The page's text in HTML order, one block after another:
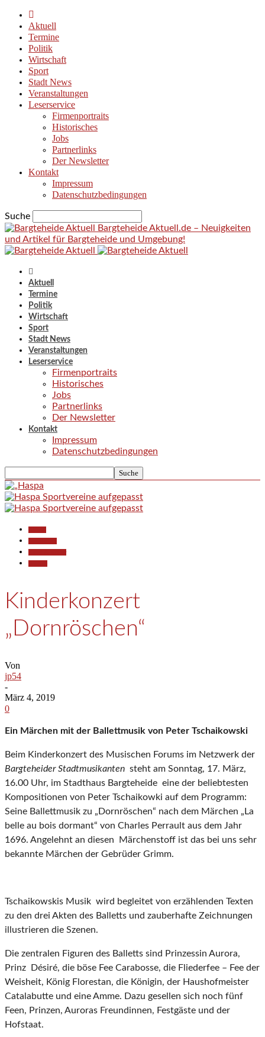
Aktuell
Termine
Politik
Wirtschaft
Sport
Stadt News
Veranstaltungen
Leserservice
Firmenportraits
Historisches
Jobs
Partnerlinks
Der Newsletter
Kontakt
Impressum
Datenschutzbedingungen
Suche
Bargteheide Aktuell.de – Neuigkeiten
und Artikel für Bargteheide und Umgebung!
Aktuell
Termine
Politik
Wirtschaft
Sport
Stadt News
Veranstaltungen
Leserservice
Firmenportraits
Historisches
Jobs
Partnerlinks
Der Newsletter
Kontakt
Impressum
Datenschutzbedingungen
Kinderkonzert
„Dornröschen“
Von
jp54
-
März 4, 2019
0
Ein Märchen mit der Ballettmusik von Peter Tschaikowski
Beim Kinderkonzert des Musischen Forums im Netzwerk der
Bargteheider Stadtmusikanten steht am Sonntag, 17. März,
16.00 Uhr, im Stadthaus Bargteheide eine der beliebtesten
Kompositionen von Peter Tschaikowki auf dem Programm:
Seine Ballettmusik zu „Dornröschen“ nach dem Märchen „La
belle au bois dormant“ von Charles Perrault aus dem Jahr
1696. Angelehnt an diesen Märchenstoff ist das bei uns sehr
bekannte Märchen der Gebrüder Grimm.
Tschaikowskis Musik wird begleitet von erzählenden Texten
zu den drei Akten des Balletts und zauberhafte Zeichnungen
illustrieren die Szenen.
Die zentralen Figuren des Balletts sind Prinzessin Aurora,
Prinz Désiré, die böse Fee Carabosse, die Fliederfee – Fee der
Weisheit, König Florestan, die Königin, der Haushofmeister
Catalabutte und eine Amme. Dazu gesellen sich noch fünf
Feen, Prinzen, Auroras Freundinnen, Festgäste und der
Hofstaat.